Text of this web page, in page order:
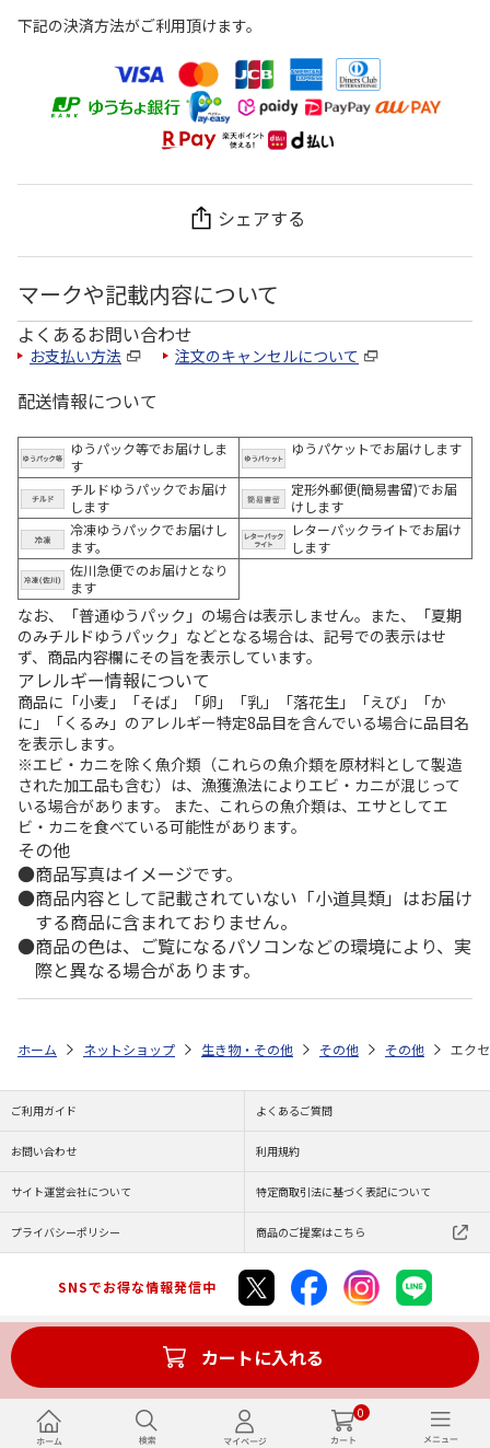
0
下記の決済方法がご利用頂けます。
シェアする
マークや記載内容について
よくあるお問い合わせ
お支払い方法 注文のキャンセルについて
配送情報について
ゆうパック等でお届けしま
す
ゆうパケットでお届けします
チルドゆうパックでお届け
します
定形外郵便(簡易書留)でお届
けします
冷凍ゆうパックでお届けし
ます。
レターパックライトでお届け
します
佐川急便でのお届けとなり
ます
なお、「普通ゆうパック」の場合は表示しません。また、「夏期
のみチルドゆうパック」などとなる場合は、記号での表示はせ
ず、商品内容欄にその旨を表示しています。
アレルギー情報について
商品に「小麦」「そば」「卵」「乳」「落花生」「えび」「か
に」「くるみ」のアレルギー特定8品目を含んでいる場合に品目名
を表示します。
※エビ・カニを除く魚介類（これらの魚介類を原材料として製造
された加工品も含む）は、漁獲漁法によりエビ・カニが混じって
いる場合があります。 また、これらの魚介類は、エサとしてエ
ビ・カニを食べている可能性があります。
その他
商品写真はイメージです。
商品内容として記載されていない「小道具類」はお届け
する商品に含まれておりません。
商品の色は、ご覧になるパソコンなどの環境により、実
際と異なる場合があります。
カートに入れる
ホーム ネットショップ 生き物・その他 その他 その他 エク
ご利用ガイド よくあるご質問
お問い合わせ 利用規約
サイト運営会社について 特定商取引法に基づく表記について
プライバシーポリシー 商品のご提案はこちら
SNSでお得な情報発信中